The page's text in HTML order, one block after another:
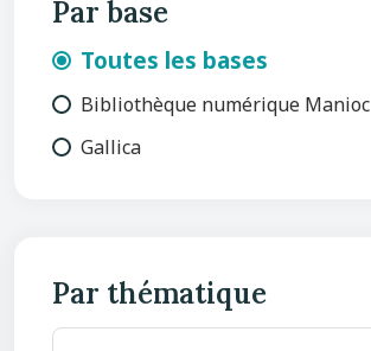
Par thématique
Par base
Toutes les bases
Bibliothèque numérique Manioc
Gallica